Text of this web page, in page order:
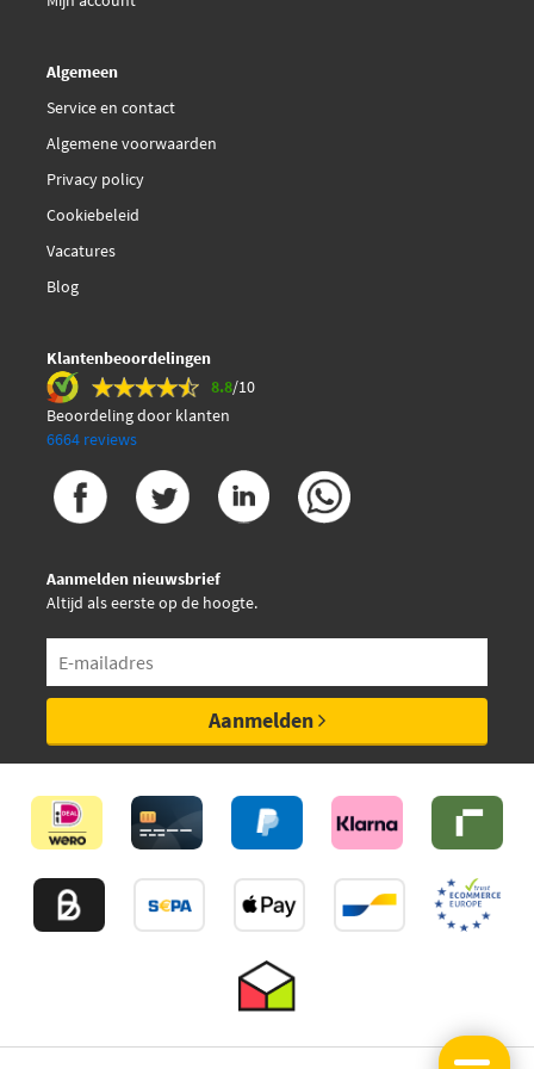
Algemeen
Service en contact
Algemene voorwaarden
Privacy policy
Cookiebeleid
Vacatures
Blog
Klantenbeoordelingen
8.8/10
Beoordeling door klanten
6664 reviews
Aanmelden nieuwsbrief
Altijd als eerste op de hoogte.
Aanmelden